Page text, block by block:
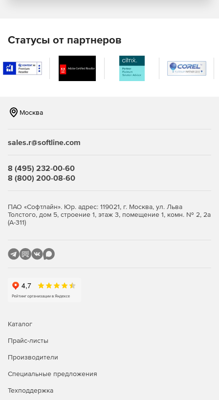
Дискреционная и ролевая модели разграничения
(виртуальные машины, хосты, кластеры, ЦОДы и др.).
Централизованный аудит.
низкоуровневыми интерфейсами управления
Поддержка современных версий Linux и Windows в
качестве гостевых операционных систем.
управлением Linux или Windows с минимальными
требованиями.
протоколу VNC или SPICE.
высокопроизводительной отказоустойчивой сетевой
инфраструктуры.
и пользовательского трафика на разные
Установка драйверов паравиртуализации в гостевые
Статусы от партнеров
Москва
sales.r@softline.com
8 (495) 232-00-60
8 (800) 200-08-60
ПАО «Софтлайн». Юр. адрес: 119021, г. Москва, ул. Льва
Толстого, дом 5, строение 1, этаж 3, помещение 1, комн. № 2, 2а
(А-311)
Каталог
Прайс-листы
Производители
Специальные предложения
Техподдержка